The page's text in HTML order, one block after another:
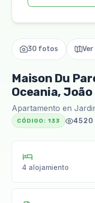
30 fotos Ver
Maison Du
Oceania, João
Apartamento en
CÓDIGO: 133 4520
4 alojamiento